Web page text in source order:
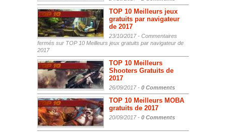
TOP 10 Meilleurs jeux
gratuits par navigateur
de 2017
23/10/2017 - Commentaires
fermés sur TOP 10 Meilleurs jeux gratuits par navigateur de
2017
TOP 10 Meilleurs
Shooters Gratuits de
2017
26/09/2017 - 0 Comments
TOP 10 Meilleurs MOBA
gratuits de 2017
20/09/2017 - 0 Comments